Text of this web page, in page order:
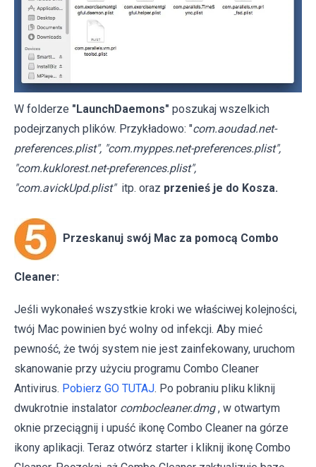
W folderze "LaunchDaemons" poszukaj wszelkich
podejrzanych plików. Przykładowo: "com.aoudad.net-
preferences.plist", "com.myppes.net-preferences.plist",
"com.kuklorest.net-preferences.plist",
"com.avickUpd.plist" itp. oraz przenieś je do Kosza.
Przeskanuj swój Mac za pomocą Combo
Cleaner:
Jeśli wykonałeś wszystkie kroki we właściwej kolejności,
twój Mac powinien być wolny od infekcji. Aby mieć
pewność, że twój system nie jest zainfekowany, uruchom
skanowanie przy użyciu programu Combo Cleaner
Antivirus. Pobierz GO TUTAJ. Po pobraniu pliku kliknij
dwukrotnie instalator combocleaner.dmg , w otwartym
oknie przeciągnij i upuść ikonę Combo Cleaner na górze
ikony aplikacji. Teraz otwórz starter i kliknij ikonę Combo